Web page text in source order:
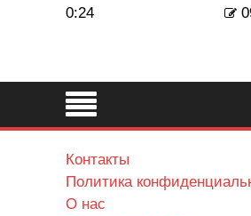
0:24
Контакты
Политика
О нас